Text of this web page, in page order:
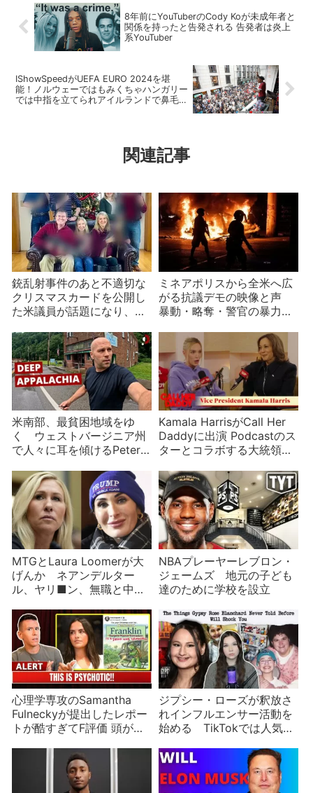
8年前にYouTuberのCody Koが未成年者と
関係を持ったと告発される 告発者は炎上
系YouTuber
IShowSpeedがUEFA EURO 2024を堪
能！ノルウェーではもみくちゃハンガリー
では中指を立てられアイルランドで鼻毛脱
関連記事
銃乱射事件のあと不適切な
クリスマスカードを公開し
た米議員が話題になり、大
ミネアポリスから全米へ広
がる抗議デモの映像と声
暴動・略奪・警官の暴力・
米南部、最貧困地域をゆ
く ウェストバージニア州
で人々に耳を傾けるPeter
Kamala HarrisがCall Her
Daddyに出演 Podcastのス
ターとコラボする大統領候
MTGとLaura Loomerが大
げんか ネアンデルター
ル、ヤリ■ン、無職と中傷
NBAプレーヤーレブロン・
ジェームズ 地元の子ども
達のために学校を設立
心理学専攻のSamantha
Fulneckyが提出したレポー
トが酷すぎてF評価 頭が悪
ジプシー・ローズが釈放さ
れインフルエンサー活動を
始める TikTokでは人気を